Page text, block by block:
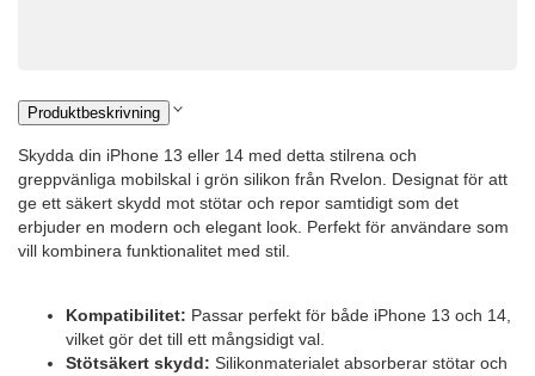
Produktbeskrivning
Skydda din iPhone 13 eller 14 med detta stilrena och
greppvänliga mobilskal i grön silikon från Rvelon. Designat för att
ge ett säkert skydd mot stötar och repor samtidigt som det
erbjuder en modern och elegant look. Perfekt för användare som
vill kombinera funktionalitet med stil.
Kompatibilitet: Passar perfekt för både iPhone 13 och 14,
vilket gör det till ett mångsidigt val.
Stötsäkert skydd: Silikonmaterialet absorberar stötar och